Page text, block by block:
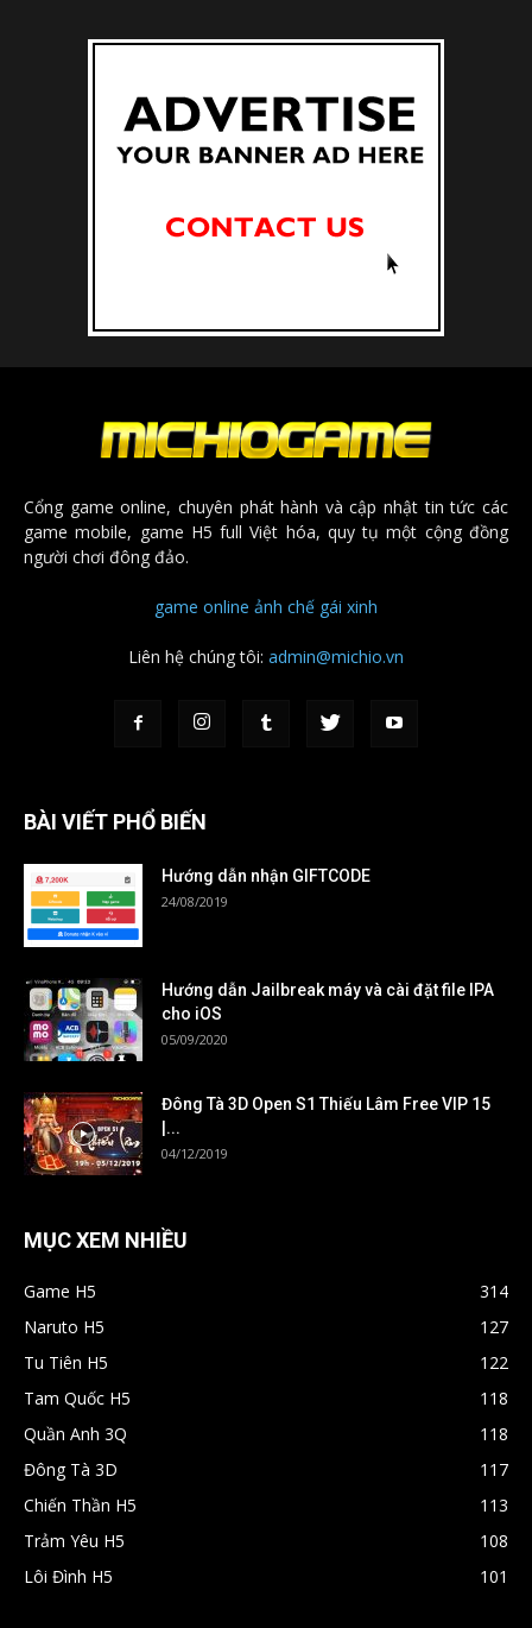
Cổng game online, chuyên phát hành và cập nhật tin tức các
game mobile, game H5 full Việt hóa, quy tụ một cộng đồng
người chơi đông đảo.
game online ảnh chế gái xinh
Liên hệ chúng tôi: admin@michio.vn
BÀI VIẾT PHỔ BIẾN
Hướng dẫn nhận GIFTCODE
24/08/2019
Hướng dẫn Jailbreak máy và cài đặt file IPA
cho iOS
05/09/2020
Đông Tà 3D Open S1 Thiếu Lâm Free VIP 15
|...
04/12/2019
MỤC XEM NHIỀU
Game H5
314
Naruto H5
127
Tu Tiên H5
122
Tam Quốc H5
118
Quần Anh 3Q
118
Đông Tà 3D
117
Chiến Thần H5
113
Trảm Yêu H5
108
Lôi Đình H5
101